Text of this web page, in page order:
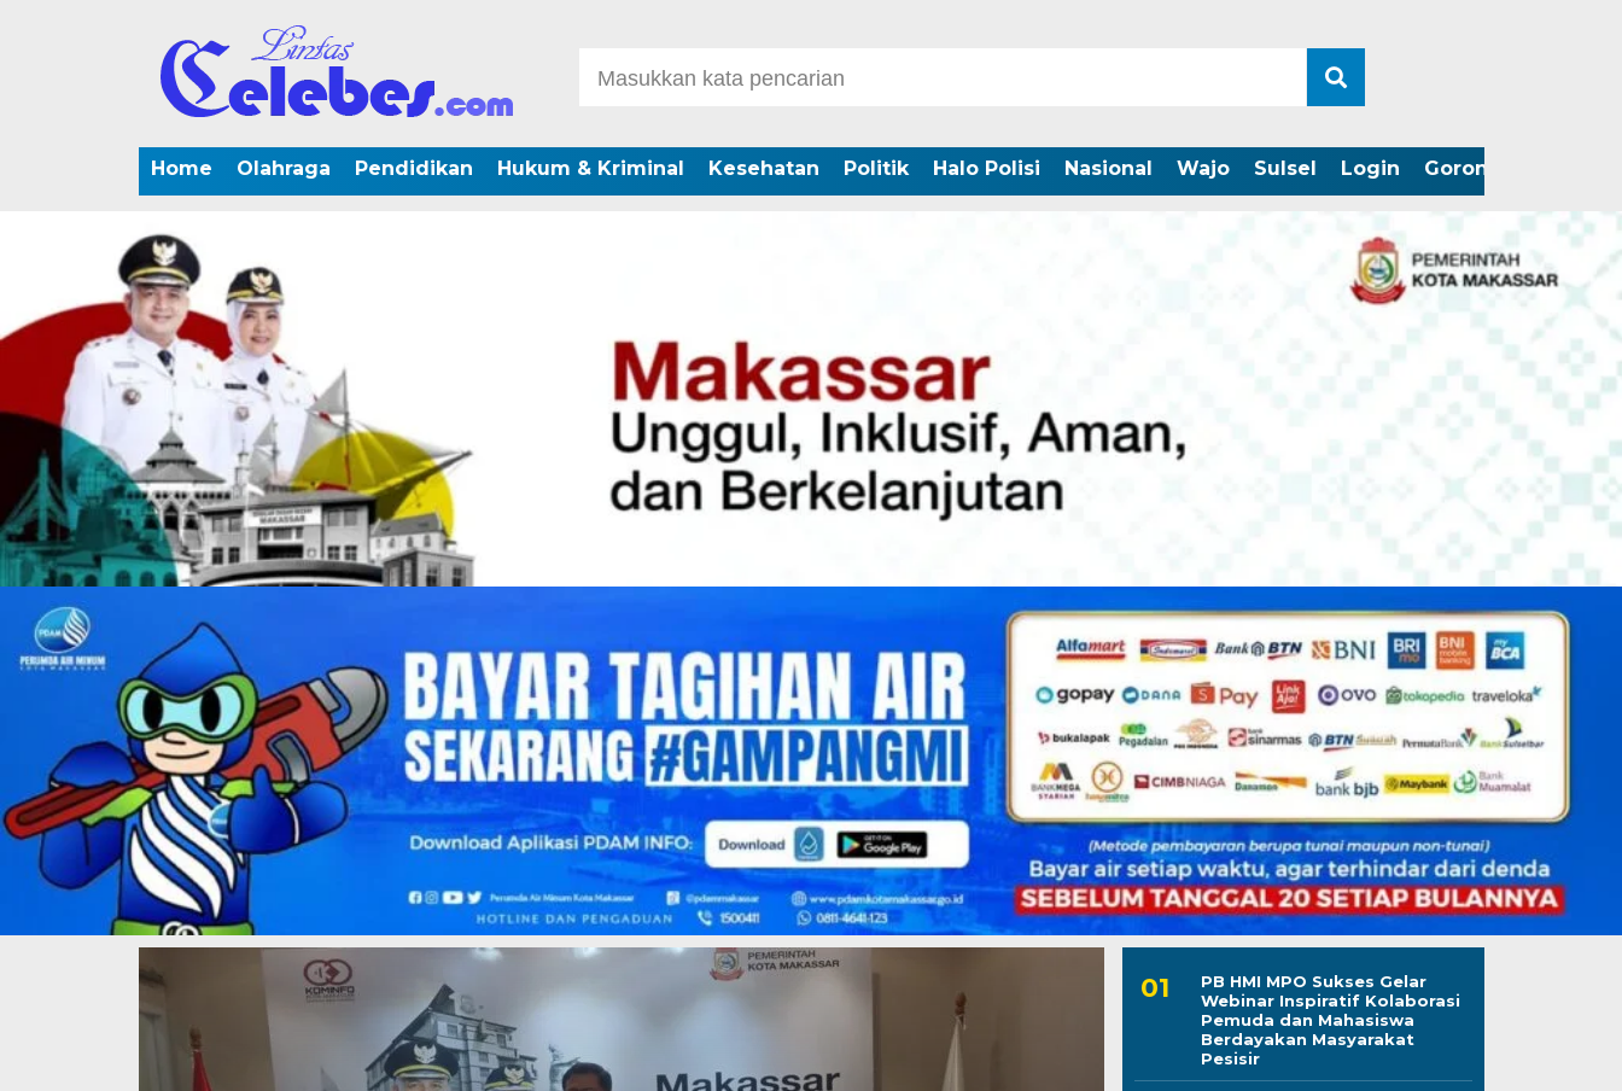
Home Olahraga Pendidikan Hukum & Kriminal Kesehatan Politik Halo Polisi Nasional Wajo Sulsel Login Gorontalo
PB HMI MPO Sukses Gelar
Webinar Inspiratif Kolaborasi
Pemuda dan Mahasiswa
Berdayakan Masyarakat
Pesisir